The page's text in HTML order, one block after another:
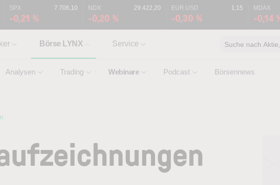
SPX 7.706,10
-0,21 %
NDX 29.422,20
-0,20 %
EUR.USD 1,15
-0,30 %
MDAX
-0,14
Börse LYNX
Analysen Trading Webinare Podcast Börsennews
Service Suche nach Aktie,